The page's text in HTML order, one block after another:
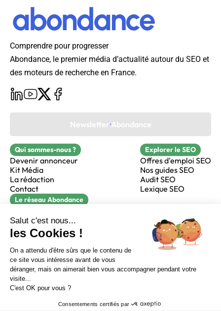
Sur LinkedIn Sur Youtube
Sur X Sur Facebook
Newsletter Abondance
Comprendre pour progresser
Abondance, le premier média d’actualité autour du SEO et
des moteurs de recherche en France.
Newsletter Abondance
Qui sommes-nous ?
Devenir annonceur
Kit Média
La rédaction
Contact
Explorer le SEO
Offres d'emploi SEO
Nos guides SEO
Audit SEO
Lexique SEO
Le réseau Abondance
Réacteur
alfie formation
CGV